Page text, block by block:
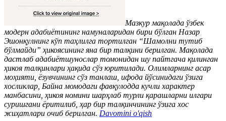
Мазкур мақолада ўзбек
модерн адабиётининг намуналаридан бири бўлган Назар
Эшонқулнинг кўп таҳлилга тортилган “Шамолни тутиб
бўлмайди” ҳикоясининг яна бир талқини берилган. Мақолада
дастлаб адабиётшунослар томонидан шу пайтгача қилинган
ҳикоя талқинлари ҳақида сўз юритилади. Олимларнинг асар
моҳияти, ёзувчининг сўз танлаш, ифода йўсинидаги ўзига
хосликлар, Байна момодаги фавқулодда кучли характер
манбасини, ҳикоя номини шарҳлаб турли қарашларни илгари
суришгани ёритилиб, ҳар бир талқинчининг ўзига хос
жиҳатлари очиб берилган. Davomini o'qish